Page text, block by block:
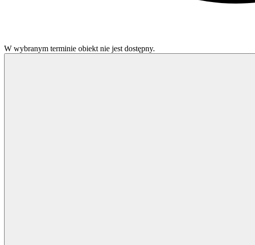
W wybranym terminie obiekt nie jest dostępny.